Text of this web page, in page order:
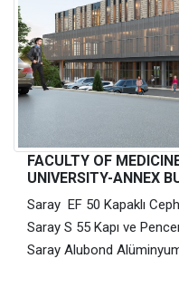
FACULTY OF
UNIVERSITY-ANNEX
Saray EF 50 Kapaklı
Saray S 55 Kapı ve
Saray Alubond